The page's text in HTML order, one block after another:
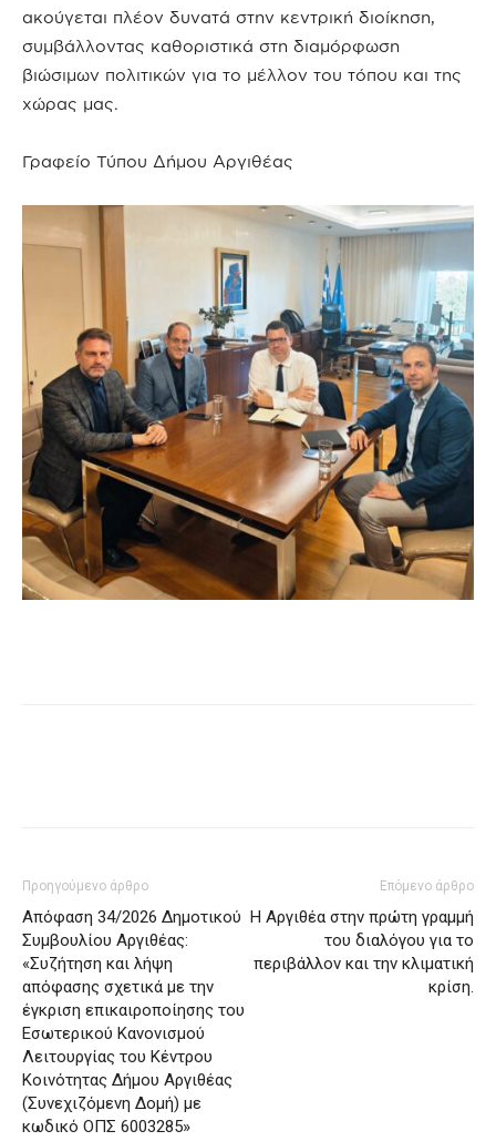
ακούγεται πλέον δυνατά στην κεντρική διοίκηση,
συμβάλλοντας καθοριστικά στη διαμόρφωση
βιώσιμων πολιτικών για το μέλλον του τόπου και της
χώρας μας.
Γραφείο Τύπου Δήμου Αργιθέας
Προηγούμενο άρθρο
Απόφαση 34/2026 Δημοτικού
Συμβουλίου Αργιθέας:
«Συζήτηση και λήψη
απόφασης σχετικά με την
έγκριση επικαιροποίησης του
Εσωτερικού Κανονισμού
Λειτουργίας του Κέντρου
Κοινότητας Δήμου Αργιθέας
(Συνεχιζόμενη Δομή) με
κωδικό ΟΠΣ 6003285»
Επόμενο άρθρο
Η Αργιθέα στην πρώτη γραμμή
του διαλόγου για τo
περιβάλλον και την κλιματική
κρίση.